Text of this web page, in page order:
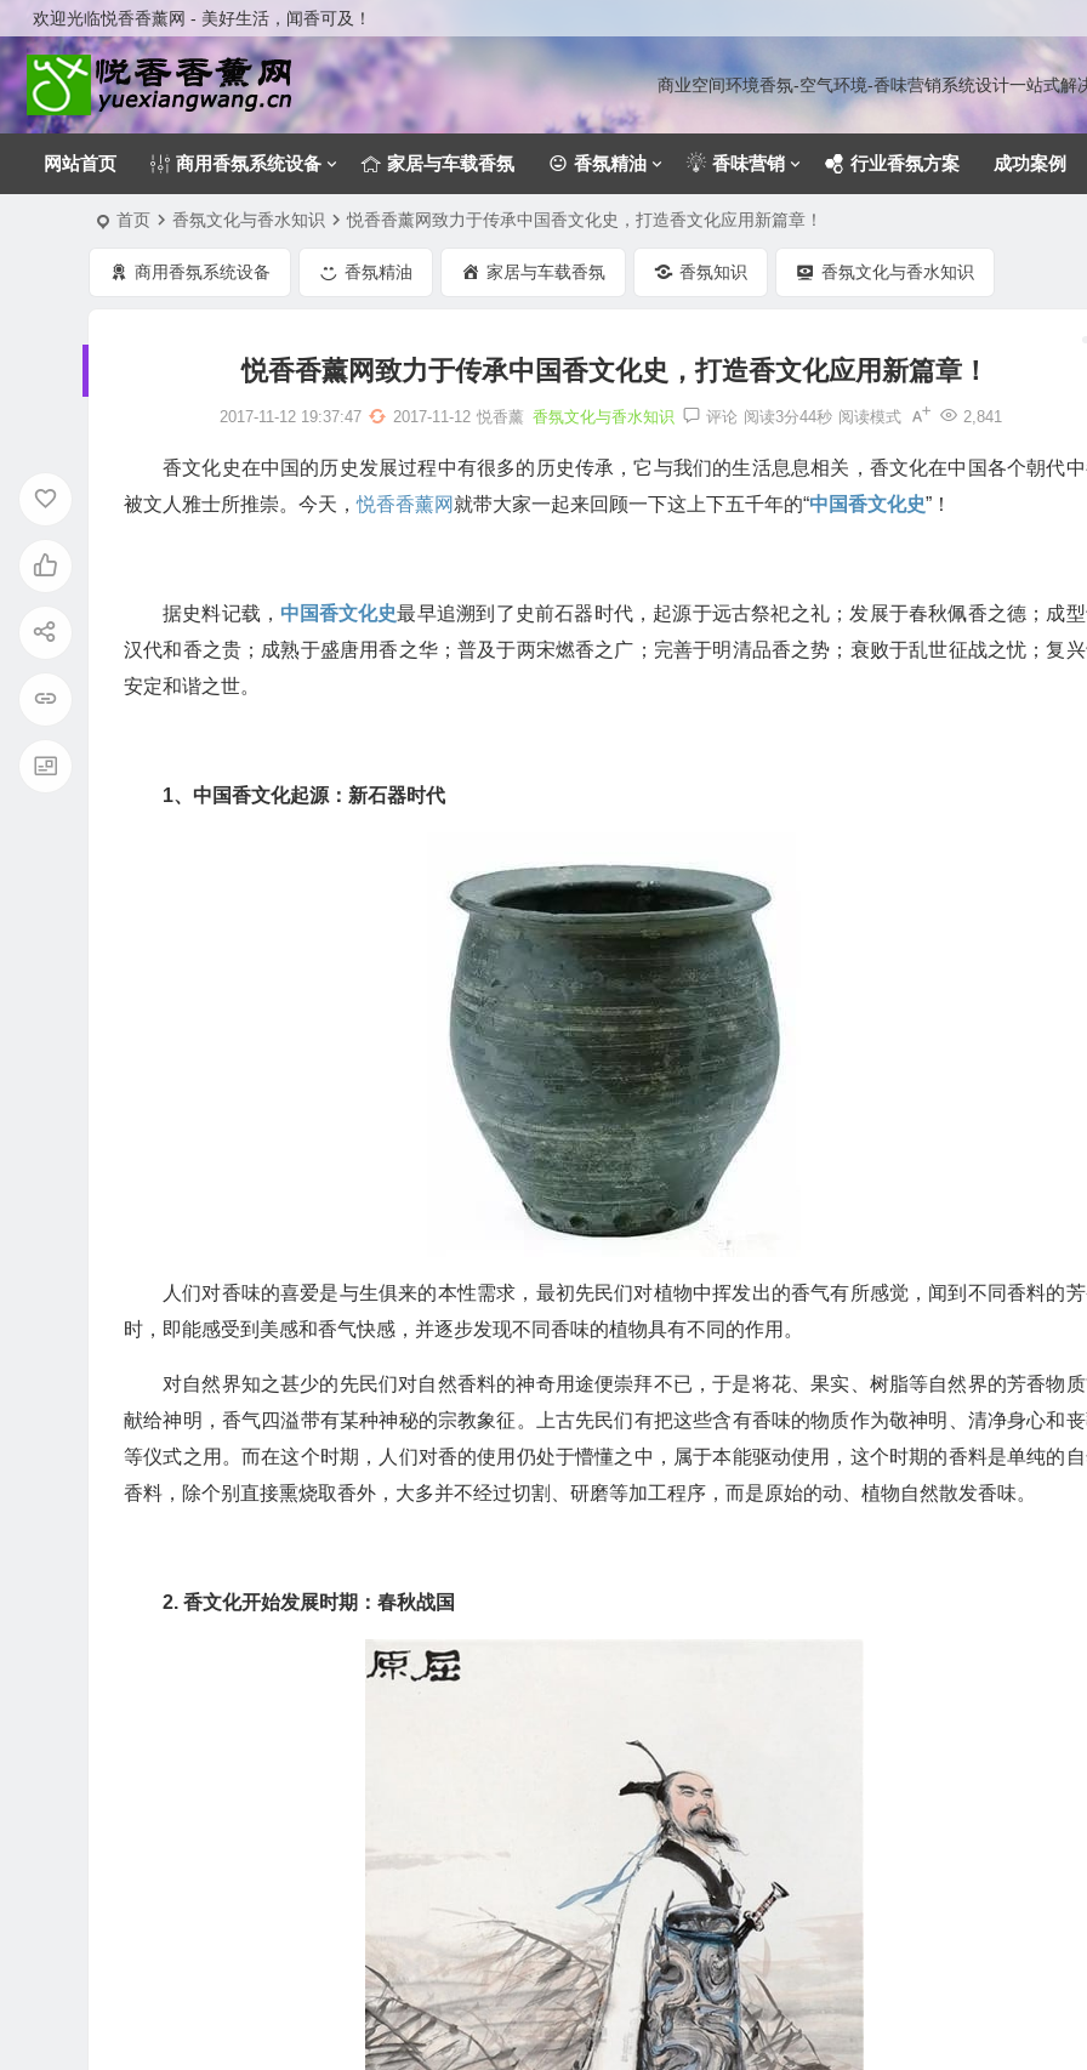
欢迎光临悦香香薰网 - 美好生活，闻香可及！
商业空间环境香氛-空气环境-香味营销系统设计一站式
网站首页 商用香氛系统设备 家居与车载香氛 香氛精油 香味营销 行业香氛方案 成功案例
首页 香氛文化与香水知识 悦香香薰网致力于传承中国香文化史，打造香文化应用新篇章！
商用香氛系统设备 香氛精油 家居与车载香氛 香氛知识 香氛文化与香水知识
悦香香薰网致力于传承中国香文化史，打造香文化应用新篇章！
2017-11-12 19:37:47 2017-11-12 悦香薰 香氛文化与香水知识 评论 2,841
阅读3分44秒 阅读模式
香文化史在中国的历史发展过程中有很多的历史传承，它与我们的生活息息相关，香文化在中国各个朝代
被文人雅士所推崇。今天，悦香香薰网 就带大家一起来回顾一下这上下五千年的“中国香文化史”！
据史料记载， 中国香文化史最早追溯到了史前石器时代，起源于远古祭祀之礼；发展于春秋佩香之德；成
汉代和香之贵；成熟于盛唐用香之华；普及于两宋燃香之广；完善于明清品香之势；衰败于乱世征战之忧；复
安定和谐之世。
1、中国香文化起源：新石器时代
人们对香味的喜爱是与生俱来的本性需求，最初先民们对植物中挥发出的香气有所感觉，闻到不同香料的
时，即能感受到美感和香气快感，并逐步发现不同香味的植物具有不同的作用。
对自然界知之甚少的先民们对自然香料的神奇用途便崇拜不已，于是将花、果实、树脂等自然界的芳香物
献给神明，香气四溢带有某种神秘的宗教象征。上古先民们有把这些含有香味的物质作为敬神明、清净身心和
等仪式之用。而在这个时期，人们对香的使用仍处于懵懂之中，属于本能驱动使用，这个时期的香料是单纯的
香料，除个别直接熏烧取香外，大多并不经过切割、研磨等加工程序，而是原始的动、植物自然散发香味。
2. 香文化开始发展时期：春秋战国